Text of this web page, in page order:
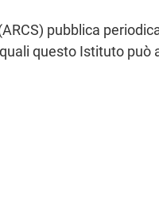
pubblica
questo Istituto può